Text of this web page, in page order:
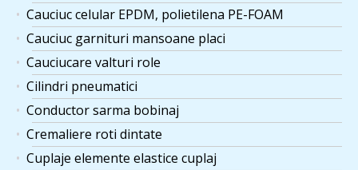
Cauciuc celular EPDM, polietilena PE-FOAM
Cauciuc garnituri mansoane placi
Cauciucare valturi role
Cilindri pneumatici
Conductor sarma bobinaj
Cremaliere roti dintate
Cuplaje elemente elastice cuplaj